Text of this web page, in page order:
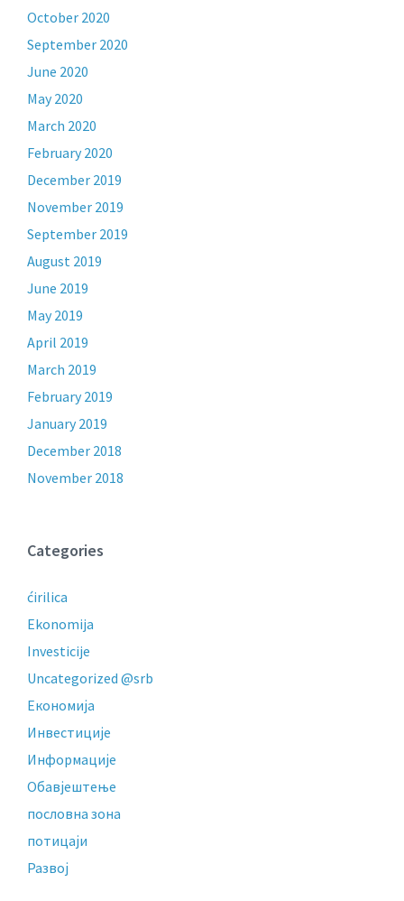
October 2020
September 2020
June 2020
May 2020
March 2020
February 2020
December 2019
November 2019
September 2019
August 2019
June 2019
May 2019
April 2019
March 2019
February 2019
January 2019
December 2018
November 2018
Categories
ćirilica
Ekonomija
Investicije
Uncategorized @srb
Економија
Инвестиције
Информације
Обавјештење
пословнa зонa
потицаји
Развој